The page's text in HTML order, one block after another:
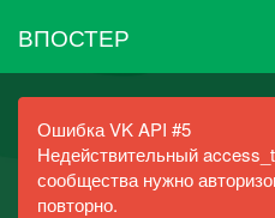
ВПОСТЕР
Ошибка VK API #5
Недействительный
сообщества нужно
повторно.